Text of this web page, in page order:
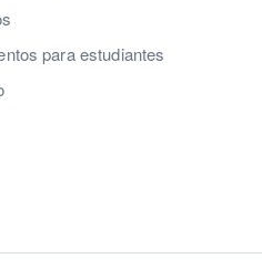
para estudiantes